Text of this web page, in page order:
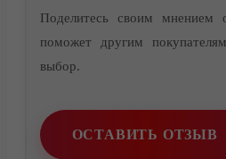
Поделитесь своим
поможет другим
выбор.
ОСТАВИТЬ ОТЗЫВ